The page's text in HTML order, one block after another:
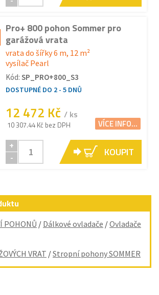
Pro+ 800 pohon Sommer pro
garážová vrata
vrata do šířky 6 m, 12 m²
vysílač Pearl
Kód: SP_PRO+800_S3
DOSTUPNÉ DO 2 - 5 DNŮ
12 472 Kč / ks
10 307.44 Kč bez DPH VÍCE INFO...
+
-
KOUPIT
POHONŮ / Dálkové ovladače /Ovladače
VRAT /Stropní pohony SOMMER